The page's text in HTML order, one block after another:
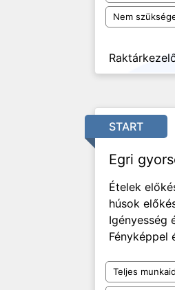
Nem
START
Egri
Ételek
húsok
Igényesség
Fényképpel
Teljes